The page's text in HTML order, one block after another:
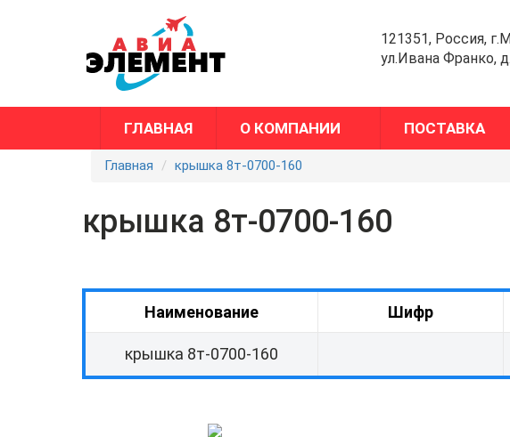
121351, Россия,
ул.Ивана Франко,
ГЛАВНАЯ О КОМПАНИИ ПОСТАВКА
Главная крышка 8т-0700-160
крышка 8т-0700-160
Наименование Шифр
крышка 8т-0700-160